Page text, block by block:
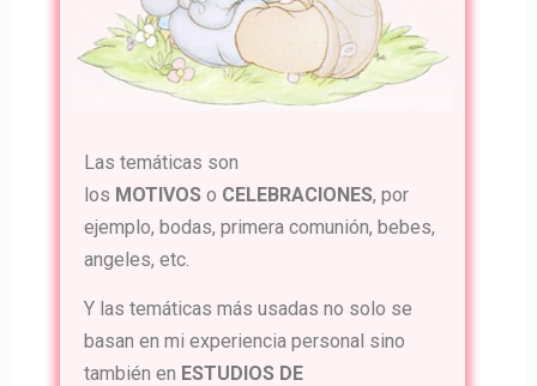
Las temáticas son
los MOTIVOS o CELEBRACIONES, por
ejemplo, bodas, primera comunión, bebes,
angeles, etc.
Y las temáticas más usadas no solo se
basan en mi experiencia personal sino
también en ESTUDIOS DE